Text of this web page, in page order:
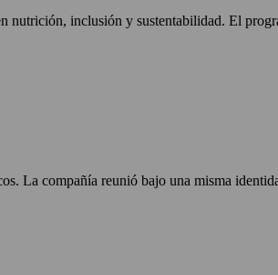
inclusión y sustentabilidad. El
La compañía reunió bajo una misma